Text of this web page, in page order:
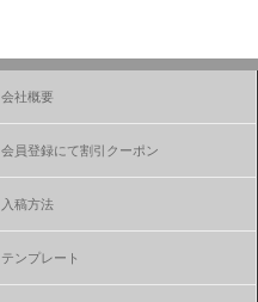
会社概要
会員登録にて割引クーポン
入稿方法
テンプレート